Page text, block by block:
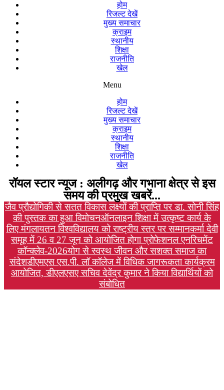
होम
रिजल्ट देखें
मुख्य समाचार
क्राइम
स्थानीय
शिक्षा
राजनीति
खेल
Menu
होम
रिजल्ट देखें
मुख्य समाचार
क्राइम
स्थानीय
शिक्षा
राजनीति
खेल
रॉयल स्टार न्यूज : अलीगढ़ और गभाना क्षेत्र से इस
समय की प्रमुख खबरें...
जैव प्रौद्योगिकी से सतत विकास लक्ष्यों की प्राप्ति पर डा. सोनी सिंह
की पुस्तक का हुआ विमोचनऑनलाइन शिक्षा में उत्कृष्ट कार्य के
लिए मंगलायतन विश्वविद्यालय को राष्ट्रीय स्तर पर सम्मानकर्मा देवी
समूह में 26 व 27 जून को आयोजित होगा प्रोफेशनल एनरिचमेंट
कॉन्क्लेव-2026योग से स्वस्थ जीवन और सशक्त समाज का
संदेशडीएमएस एस.पी. लॉ कॉलेज में विधिक जागरूकता कार्यक्रम
आयोजित, डीएलएसए सचिव देवेंद्र कुमार ने किया विद्यार्थियों को
संबोधित